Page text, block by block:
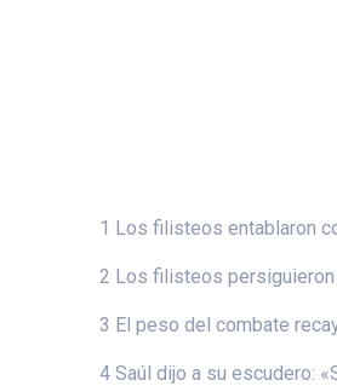
1 Los filisteos entablaron
2 Los filisteos persiguieron
3 El peso del combate
4 Saúl dijo a su escudero: